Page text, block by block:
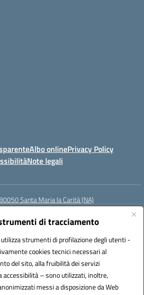
di tracciamento
strumenti di profilazione degli utenti -
cookies tecnici necessari al
del sito, alla fruibilità dei servizi
accessibilità – sono utilizzati, inoltre,
messi a disposizione da Web
Albo onlinePrivacy Policy
Note legali
Santa Maria la Carità (NA)
(PEC):NAEE21900T@pec.istruzione.it
Amministrazioni (IPA): istsc_naee21900t
(CUF): UFZ0X6